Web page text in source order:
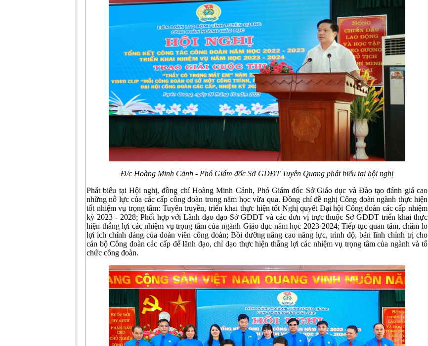
Đ/c Hoàng Minh Cảnh - Phó Giám đốc Sở GDĐT Tuyên Quang phát biểu tại hội nghị
Phát biểu tại Hội nghị, đồng chí Hoàng Minh Cảnh, Phó Giám đốc Sở Giáo dục và Đào tạo đánh giá cao
những nỗ lực của các cấp công đoàn trong năm học vừa qua. Đồng chí đề nghị Công đoàn ngành thực hiện
tốt nhiệm vụ trọng tâm: Tuyên truyền, triển khai thực hiện tốt Nghị quyết Đại hội Công đoàn các cấp nhiệm
kỳ 2023 - 2028; Phối hợp với Lãnh đạo đạo Sở GDĐT và các đơn vị trực thuộc Sở GDĐT triển khai thực
hiện thắng lợi các nhiệm vụ trọng tâm của ngành Giáo dục năm học 2023-2024; Tiếp tục quan tâm, chăm lo
lợi ích chính đáng của đoàn viên công đoàn; Bồi dưỡng nâng cao năng lực, trình độ, bản lĩnh chính trị cho
cán bộ Công đoàn các cấp để lãnh đạo, chỉ đạo thực hiện thắng lợi các nhiệm vụ trọng tâm của ngành và tổ
chức công đoàn.